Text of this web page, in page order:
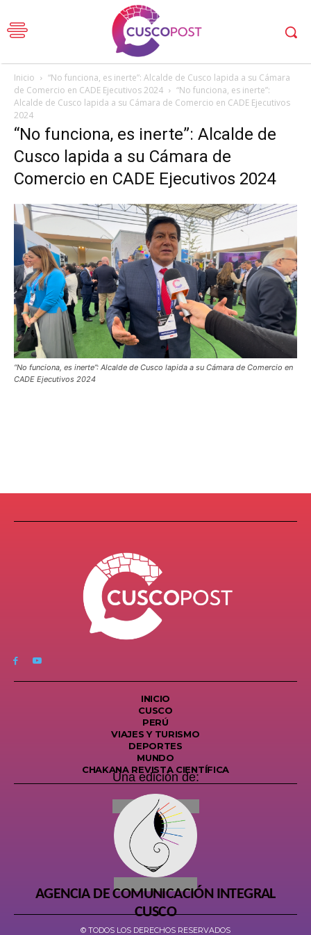
Inicio
“No funciona, es inerte”: Alcalde de Cusco lapida a su Cámara
de Comercio en CADE Ejecutivos 2024
“No funciona, es inerte”:
Alcalde de Cusco lapida a su Cámara de Comercio en CADE Ejecutivos
2024
“No funciona, es inerte”: Alcalde de
Cusco lapida a su Cámara de
Comercio en CADE Ejecutivos 2024
“No funciona, es inerte”: Alcalde de Cusco lapida a su Cámara de Comercio en
CADE Ejecutivos 2024
INICIO
CUSCO
PERÚ
VIAJES Y TURISMO
DEPORTES
MUNDO
CHAKANA REVISTA CIENTÍFICA
Una edición de:
AGENCIA DE COMUNICACIÓN INTEGRAL
CUSCO
© TODOS LOS DERECHOS RESERVADOS